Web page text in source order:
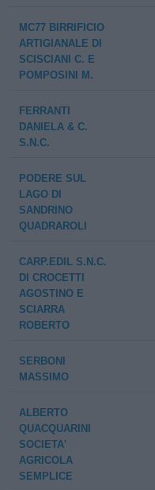
MC77 BIRRIFICIO
ARTIGIANALE DI
SCISCIANI C. E
POMPOSINI M.
FERRANTI
DANIELA & C.
S.N.C.
PODERE SUL
LAGO DI
SANDRINO
QUADRAROLI
CARP.EDIL S.N.C.
DI CROCETTI
AGOSTINO E
SCIARRA
ROBERTO
SERBONI
MASSIMO
ALBERTO
QUACQUARINI
SOCIETA'
AGRICOLA
SEMPLICE